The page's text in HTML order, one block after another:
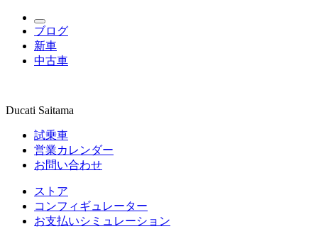
ブログ
新車
中古車
Ducati Saitama
試乗車
営業カレンダー
お問い合わせ
ストア
コンフィギュレーター
お支払いシミュレーション